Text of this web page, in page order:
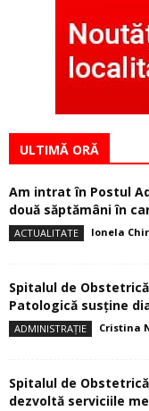
ULTIMĂ ORĂ
Am intrat în Postul
două săptămâni în
ACTUALITATE Ionela
Spitalul de
Patologică susţine
ADMINISTRAȚIE Cristina
Spitalul de
dezvoltă serviciile